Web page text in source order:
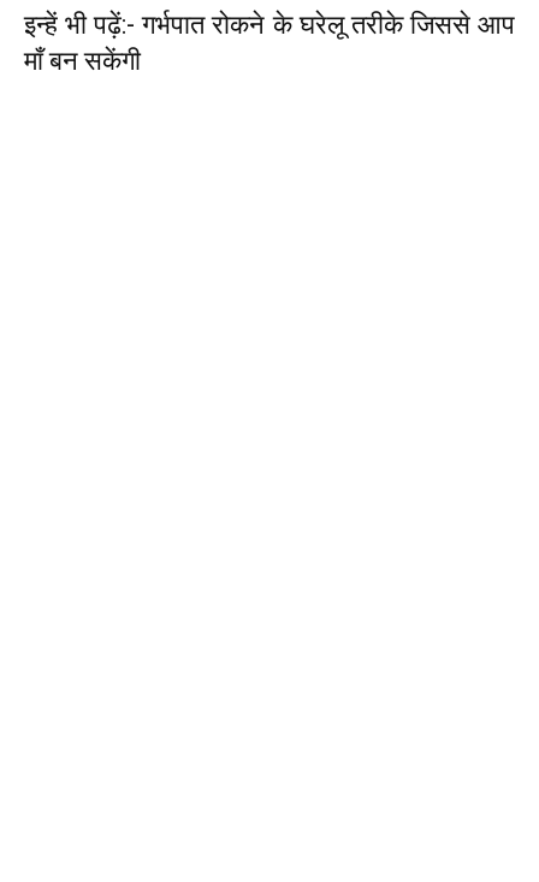
इन्हें भी पढ़ें:- गर्भपात रोकने के घरेलू तरीके जिससे आप
माँ बन सकेंगी